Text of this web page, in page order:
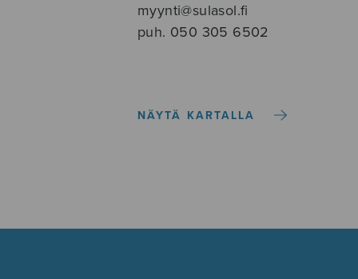
myynti@sulasol.fi
puh. 050 305 6502
NÄYTÄ KARTALLA